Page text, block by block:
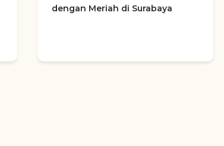
dengan Meriah di Surabaya